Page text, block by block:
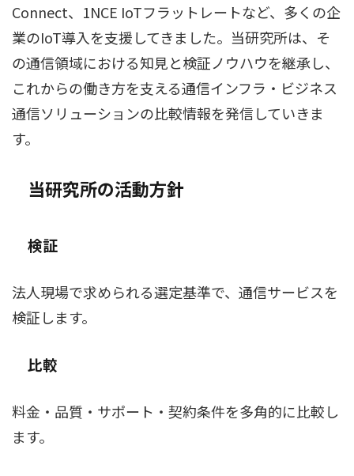
Connect、1NCE IoTフラットレートなど、多くの企
業のIoT導入を支援してきました。当研究所は、そ
の通信領域における知見と検証ノウハウを継承し、
これからの働き方を支える通信インフラ・ビジネス
通信ソリューションの比較情報を発信していきま
す。
当研究所の活動方針
検証
法人現場で求められる選定基準で、通信サービスを
検証します。
比較
料金・品質・サポート・契約条件を多角的に比較し
ます。